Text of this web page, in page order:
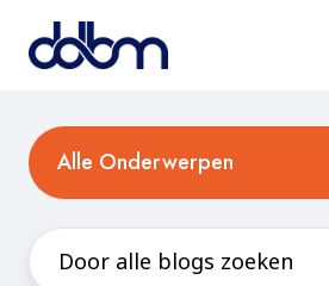
Alle Onderwerpen